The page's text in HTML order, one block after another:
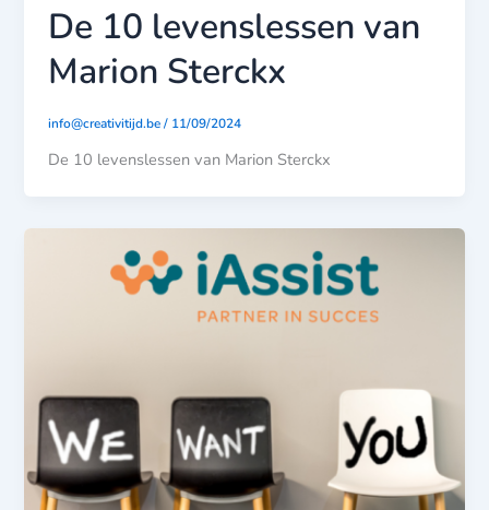
De 10 levenslessen van
Marion Sterckx
info@creativitijd.be/ 11/09/2024
De 10 levenslessen van Marion Sterckx